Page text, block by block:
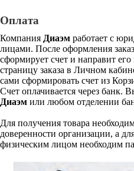
Оплата
Компания Диаэм работает с
лицами. После оформления
сформирует счет и направит
страницу заказа в Личном
сами сформировать счет из
Счет оплачивается через банк.
Диаэм или любом отделении
Для получения товара
доверенности организации, а
физическим лицом необходим